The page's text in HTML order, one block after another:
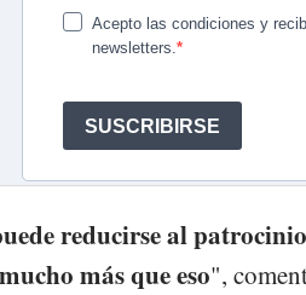
reducirse al
más que eso",